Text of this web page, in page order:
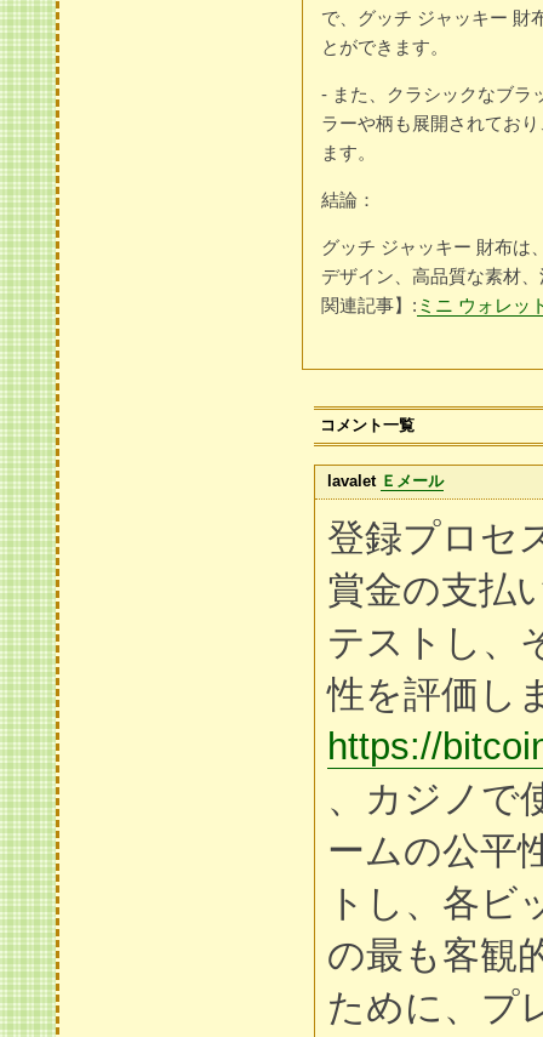
で、グッチ ジャッキー 財
とができます。
- また、クラシックなブラ
ラーや柄も展開されてお
ます。
結論：
グッチ ジャッキー 財布は
デザイン、高品質な素材
関連記事】: ミニ ウォレッ
コメント一覧
lavalet Ｅメール
登録プロセ
賞金の支払
テストし、
性を評価し
https://
、カジノで
ームの公平
トし、各ビ
の最も客観
ために、プ